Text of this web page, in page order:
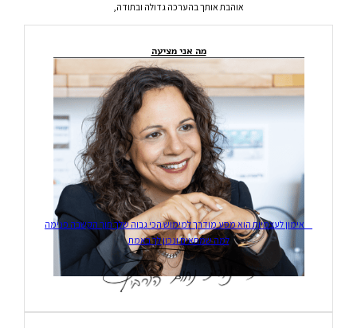
אוהבת אותך בהערכה גדולה ובתודה,
מה אני מציעה
אימון לעצמיות הוא מסע מודרך למימוש הכי גבוה שלך תוך הקשבה פנימה
למה שמתאים ונכון לך באמת